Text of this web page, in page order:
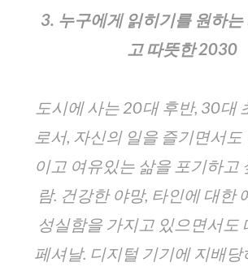
3. 누구에게 읽히기를 원하는
고 따뜻한 2030
도시에 사는 20대 후반, 30대
로서, 자신의 일을 즐기면서
이고 여유있는 삶을 포기하고
람. 건강한 야망, 타인에 대한
성실함을 가지고 있으면서도
페셔날. 디지털 기기에 지배당